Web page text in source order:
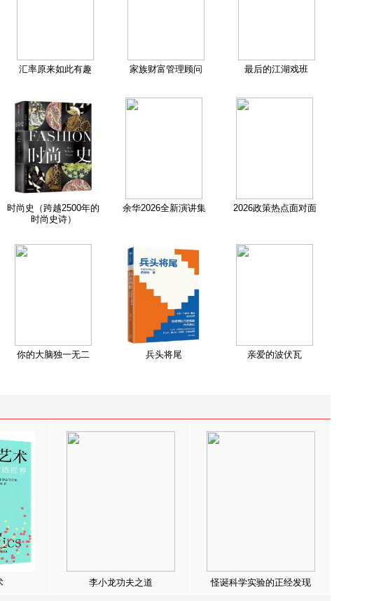
汇率原来如此有趣 家族财富管理顾问 最后的江湖戏班
时尚史（跨越2500年的
时尚史诗）
余华2026全新演讲集 2026政策热点面对面
你的大脑独一无二 兵头将尾 亲爱的波伏瓦
李小龙功夫之道 怪诞科学实验的正经发现